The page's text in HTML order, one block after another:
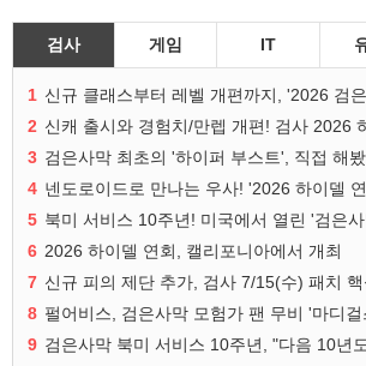
검사 게임 IT
1
2 신캐 출시와 경험치/만렙 개편! 검사 2026
3 검은사막 최초의 '하이퍼 부스트', 직접 해
4
5 북미 서비스 10주년! 미국에서 열린 '검은
6 2026 하이델 연회, 캘리포니아에서 개최
7 신규 피의 제단 추가, 검사 7/15(수) 패치 핵
8
9